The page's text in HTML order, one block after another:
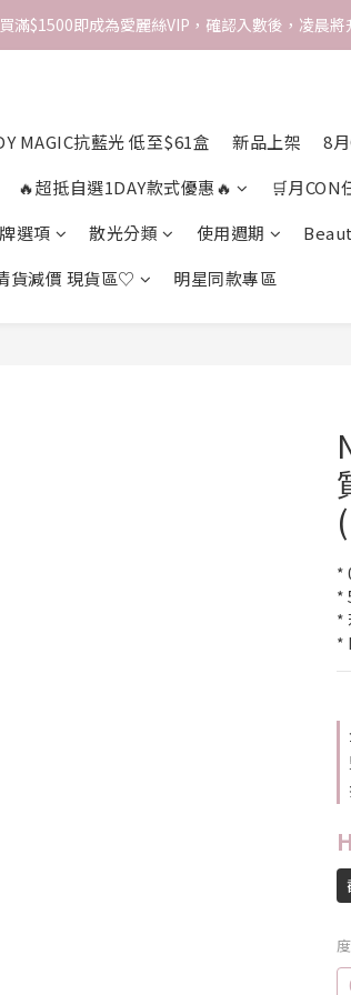
滿$1500即成為愛麗絲VIP，確認入數後，凌晨
MAGIC抗藍光 低至$61盒 新品上架
8
🔥超抵自選1DAY款式優惠🔥
🛒月CON
選項
散光分類 使用週期
貨減價 現貨區♡
明星同款專區
*
*
*
*